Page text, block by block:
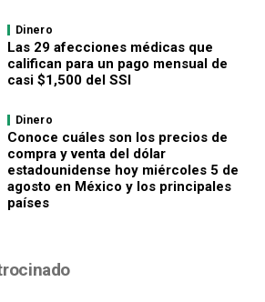
Dinero
Las 29 afecciones médicas que
califican para un pago mensual de
casi $1,500 del SSI
Dinero
Conoce cuáles son los precios de
compra y venta del dólar
estadounidense hoy miércoles 5 de
agosto en México y los principales
países